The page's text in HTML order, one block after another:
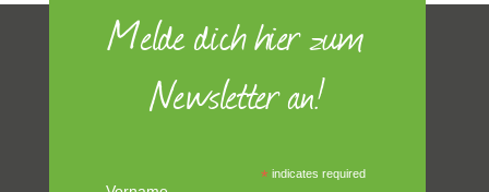
Melde dich hier zum
Newsletter an!
* indicates required